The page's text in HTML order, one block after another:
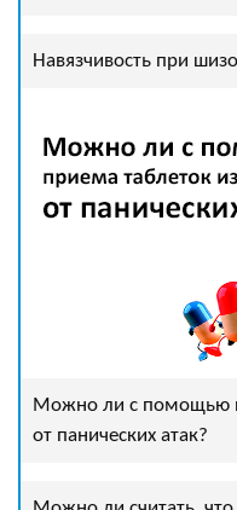
Навязчивость при
Можно ли с помощью
от панических атак?